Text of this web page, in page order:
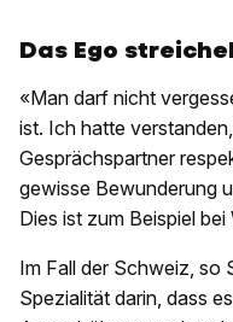
Das Ego
«Man darf nicht
ist. Ich hatte
Gesprächspartner
gewisse Bewunderung
Dies ist zum Beispiel
Im Fall der Schweiz, so
Spezialität darin, dass